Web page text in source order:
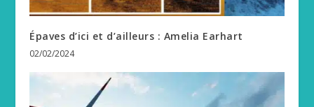
Épaves d’ici et d’ailleurs : Amelia Earhart
02/02/2024